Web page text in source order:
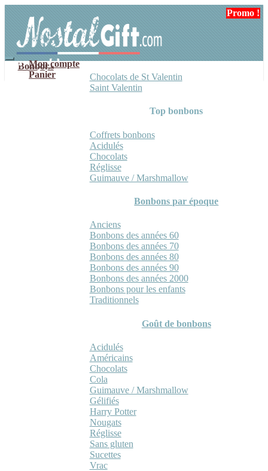
navigation
contenu
Mon compte
Panier
Bonbons
Chocolats de St Valentin
Saint Valentin
Top bonbons
Coffrets bonbons
Acidulés
Chocolats
Réglisse
Guimauve / Marshmallow
Bonbons par époque
Anciens
Bonbons des années 60
Bonbons des années 70
Bonbons des années 80
Bonbons des années 90
Bonbons des années 2000
Bonbons pour les enfants
Traditionnels
Goût de bonbons
Acidulés
Américains
Chocolats
Cola
Guimauve / Marshmallow
Gélifiés
Harry Potter
Nougats
Réglisse
Sans gluten
Sucettes
Vrac
Promo !
Promo !
Promo !